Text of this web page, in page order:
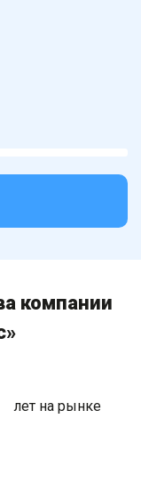
компании
лет на рынке